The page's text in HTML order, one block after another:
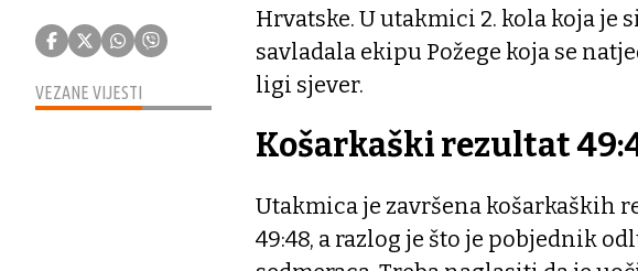
VEZANE VIJESTI
Hrvatske. U utakmici 2. kola koja je
savladala ekipu Požege koja se
ligi sjever.
Košarkaški rezultat
Utakmica je završena košarkaških
49:48, a razlog je što je pobjednik